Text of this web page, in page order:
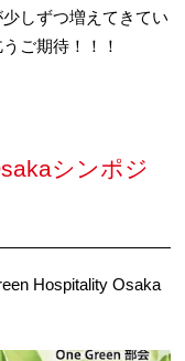
しずつ増えてきてい
ご期待！！！
シンポジ
Hospitality Osaka